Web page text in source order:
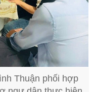
Thuận phối hợp